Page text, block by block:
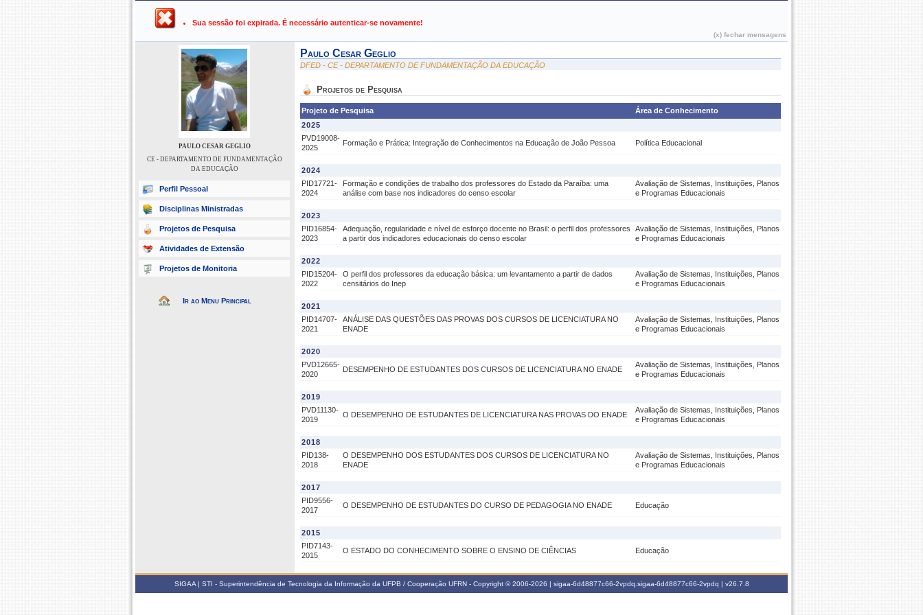
UFPB ›
Sua sessão foi expirada. É necessário autenticar-se novamente!
(x) fechar mensagens
PAULO CESAR GEGLIO
CE - DEPARTAMENTO DE FUNDAMENTAÇÃO
DA EDUCAÇÃO
Perfil Pessoal
Disciplinas Ministradas
Projetos de Pesquisa
Atividades de Extensão
Projetos de Monitoria
Ir ao Menu Principal
Paulo Cesar Geglio
DFED - CE - DEPARTAMENTO DE FUNDAMENTAÇÃO DA EDUCAÇÃO
Projetos de Pesquisa
Projeto de Pesquisa
Área de Conhecimento
2025
PVD19008-
2025
Formação e Prática: Integração de Conhecimentos na Educação de João Pessoa Política Educacional
2024
PID17721-
2024
Formação e condições de trabalho dos professores do Estado da Paraíba: uma
análise com base nos indicadores do censo escolar
Avaliação de Sistemas, Instituições, Planos
e Programas Educacionais
2023
PID16854-
2023
Adequação, regularidade e nível de esforço docente no Brasil: o perfil dos professores
a partir dos indicadores educacionais do censo escolar
Avaliação de Sistemas, Instituições, Planos
e Programas Educacionais
2022
PID15204-
2022
O perfil dos professores da educação básica: um levantamento a partir de dados
censitários do Inep
Avaliação de Sistemas, Instituições, Planos
e Programas Educacionais
2021
PID14707-
2021
ANÁLISE DAS QUESTÕES DAS PROVAS DOS CURSOS DE LICENCIATURA NO
ENADE
Avaliação de Sistemas, Instituições, Planos
e Programas Educacionais
2020
PVD12665-
2020
DESEMPENHO DE ESTUDANTES DOS CURSOS DE LICENCIATURA NO ENADE
Avaliação de Sistemas, Instituições, Planos
e Programas Educacionais
2019
PVD11130-
2019
O DESEMPENHO DE ESTUDANTES DE LICENCIATURA NAS PROVAS DO ENADE
Avaliação de Sistemas, Instituições, Planos
e Programas Educacionais
2018
PID138-
2018
O DESEMPENHO DOS ESTUDANTES DOS CURSOS DE LICENCIATURA NO
ENADE
Avaliação de Sistemas, Instituições, Planos
e Programas Educacionais
2017
PID9556-
2017
O DESEMPENHO DE ESTUDANTES DO CURSO DE PEDAGOGIA NO ENADE Educação
2015
PID7143-
2015
O ESTADO DO CONHECIMENTO SOBRE O ENSINO DE CIÊNCIAS Educação
SIGAA | STI - Superintendência de Tecnologia da Informação da UFPB / Cooperação UFRN - Copyright © 2006-2026 | sigaa-6d48877c66-2vpdq.sigaa-6d48877c66-2vpdq | v26.7.8